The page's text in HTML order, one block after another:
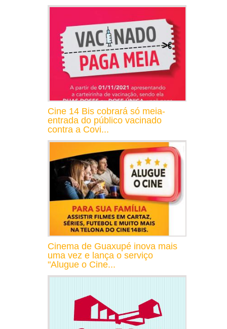
Cine 14 Bis cobrará só meia-
entrada do público vacinado
contra a Covi...
Cinema de Guaxupé inova mais
uma vez e lança o serviço
"Alugue o Cine...